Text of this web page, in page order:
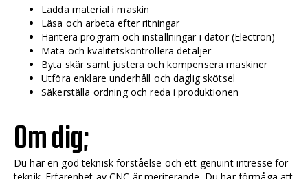
Ladda material i maskin
Läsa och arbeta efter ritningar
Hantera program och inställningar i dator (Electron)
Mäta och kvalitetskontrollera detaljer
Byta skär samt justera och kompensera maskiner
Utföra enklare underhåll och daglig skötsel
Säkerställa ordning och reda i produktionen
Om dig;
Du har en god teknisk förståelse och ett genuint intresse för